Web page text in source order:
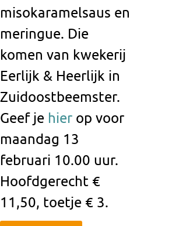
misokaramelsaus en
meringue. Die
komen van kwekerij
Eerlijk & Heerlijk in
Zuidoostbeemster.
Geef je hier op voor
maandag 13
februari 10.00 uur.
Hoofdgerecht €
11,50, toetje € 3.